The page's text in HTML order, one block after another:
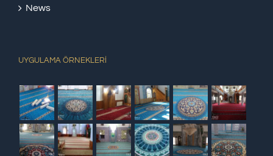
News
UYGULAMA ÖRNEKLERİ